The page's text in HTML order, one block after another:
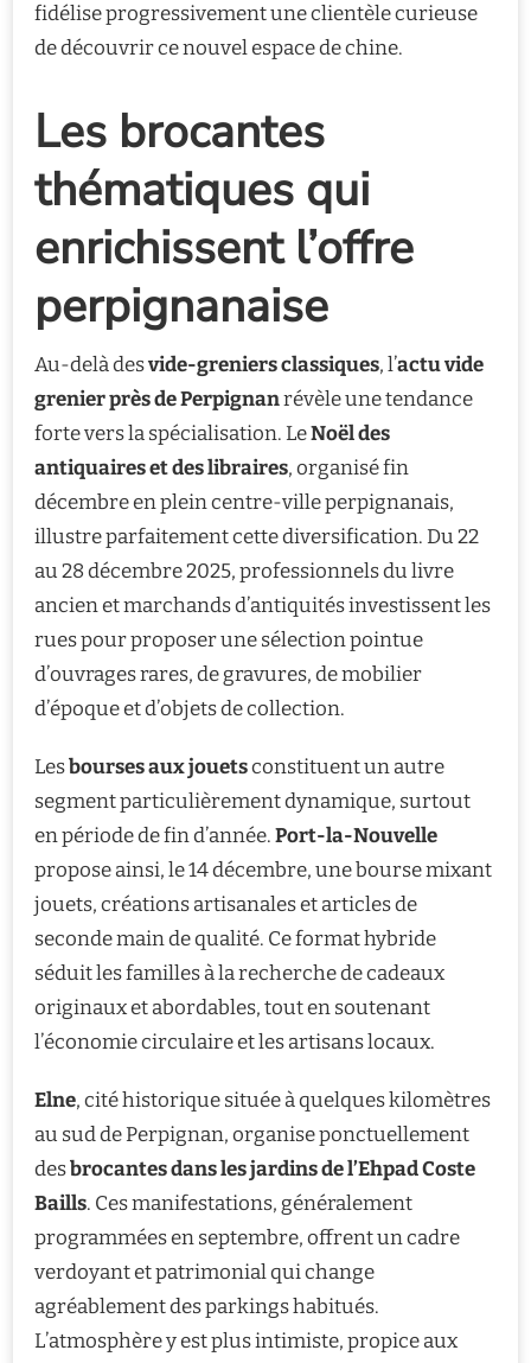
fidélise progressivement une clientèle curieuse
de découvrir ce nouvel espace de chine.
Les brocantes
thématiques qui
enrichissent l’offre
perpignanaise
Au-delà desvide-greniers classiques, l’actu vide
grenier près de Perpignanrévèle une tendance
forte vers la spécialisation. LeNoël des
antiquaires et des libraires, organisé fin
décembre en plein centre-ville perpignanais,
illustre parfaitement cette diversification. Du 22
au 28 décembre 2025, professionnels du livre
ancien et marchands d’antiquités investissent les
rues pour proposer une sélection pointue
d’ouvrages rares, de gravures, de mobilier
d’époque et d’objets de collection.
Lesbourses aux jouetsconstituent un autre
segment particulièrement dynamique, surtout
en période de fin d’année.Port-la-Nouvelle
propose ainsi, le 14 décembre, une bourse mixant
jouets, créations artisanales et articles de
seconde main de qualité. Ce format hybride
séduit les familles à la recherche de cadeaux
originaux et abordables, tout en soutenant
l’économie circulaire et les artisans locaux.
Elne, cité historique située à quelques kilomètres
au sud de Perpignan, organise ponctuellement
desbrocantes dans les jardins de l’Ehpad Coste
Baills. Ces manifestations, généralement
programmées en septembre, offrent un cadre
verdoyant et patrimonial qui change
agréablement des parkings habitués.
L’atmosphère y est plus intimiste, propice aux